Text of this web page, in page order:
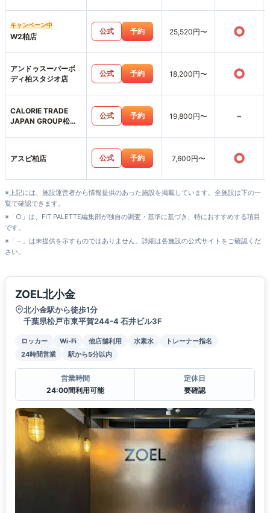
キャンペーン中
W2柏店
公式 予約 25,520円〜 ○
アンドゥスーパーボ
ディ柏スタジオ店
公式 予約 18,200円〜 ○
CALORIE TRADE
JAPAN GROUP松戸
公式 予約 19,800円〜 -
アスピ柏店 公式 予約 7,600円〜 ○
※上記には、施設運営者から情報提供のあった施設を掲載しています。全施設は下の一
覧で確認できます。
※「○」は、FIT PALETTE編集部が独自の調査・基準に基づき、特におすすめする項目
です。
※「－」は未提供を示すものではありません。詳細は各施設の公式サイトをご確認くだ
さい。
ZOEL北小金
北小金駅から徒歩1分
千葉県松戸市東平賀244-4 石井ビル3F
ロッカー Wi-Fi 他店舗利用 水素水
トレーナー指名
24時間営業
駅から5分以内
営業時間
24:00間利用可能
定休日
要確認